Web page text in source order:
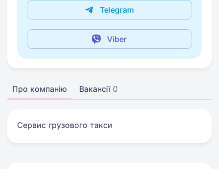
Telegram
Viber
Про компанію Вакансії 0
Сервис грузового такси